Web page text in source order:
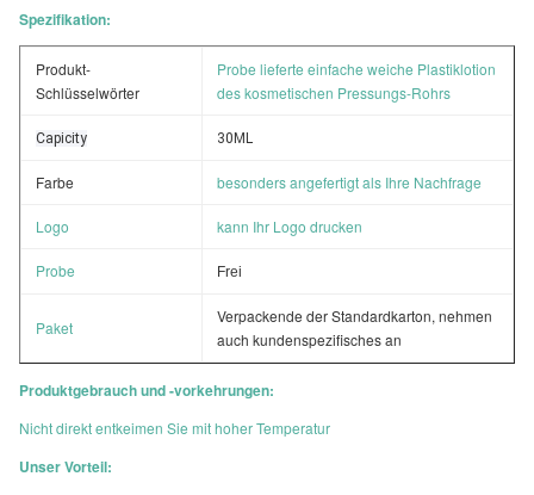
Spezifikation:
Produkt-
Schlüsselwörter
Probe lieferte einfache weiche Plastiklotion
des kosmetischen Pressungs-Rohrs
Capicity 30ML
Farbe besonders angefertigt als Ihre Nachfrage
Logo kann Ihr Logo drucken
Probe Frei
Paket
Verpackende der Standardkarton, nehmen
auch kundenspezifisches an
Produktgebrauch und -vorkehrungen:
Nicht direkt entkeimen Sie mit hoher Temperatur
Unser Vorteil: